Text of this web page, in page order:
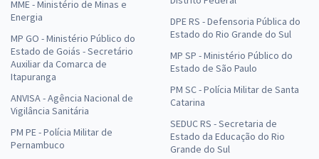
MME - Ministério de Minas e
Energia
MP GO - Ministério Público do
Estado de Goiás - Secretário
Auxiliar da Comarca de
Itapuranga
ANVISA - Agência Nacional de
Vigilância Sanitária
PM PE - Polícia Militar de
Pernambuco
DPE RS - Defensoria Pública do
Estado do Rio Grande do Sul
MP SP - Ministério Público do
Estado de São Paulo
PM SC - Polícia Militar de Santa
Catarina
SEDUC RS - Secretaria de
Estado da Educação do Rio
Grande do Sul